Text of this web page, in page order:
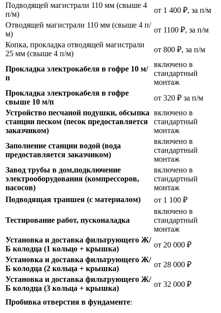
Подводящей магистрали 110 мм (свыше 4
п/м)
от 1 400 ₽, за п/м
Отводящей магистрали 110 мм (свыше 4 п/
м)
от 1100 ₽, за п/м
Копка, прокладка отводящей магистрали
25 мм (свыше 4 п/м)
от 800 ₽, за п/м
Прокладка электрокабеля в гофре 10 м/
п
включено в
стандартный
монтаж
Прокладка электрокабеля в гофре
свыше 10 м/п
от 320 ₽ за п/м
Устройство песчаной подушки, обсыпка
станции песком (песок предоставляется
заказчиком)
включено в
стандартный
монтаж
Заполнение станции водой (вода
предоставляется заказчиком)
включено в
стандартный
монтаж
Завод трубы в дом,подключение
электрооборудования (компрессоров,
насосов)
включено в
стандартный
монтаж
Подводящая траншея (с материалом)
от 1 100 ₽
Тестирование работ, пусконаладка
включено в
стандартный
монтаж
Установка и доставка фильтрующего Ж/
Б колодца (1 кольцо + крышка)
от 20 000 ₽
Установка и доставка фильтрующего Ж/
Б колодца (2 кольца + крышка)
от 28 000 ₽
Установка и доставка фильтрующего Ж/
Б колодца (3 кольца + крышка)
от 32 000 ₽
Пробивка отверстия в фундаменте: